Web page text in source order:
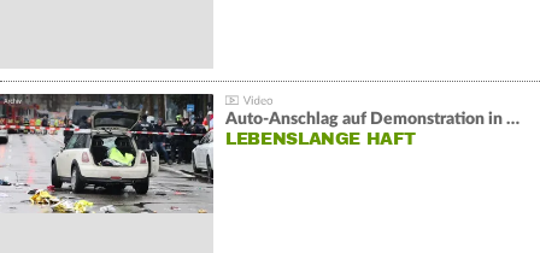
Auto-Anschlag auf Demonstration in München:
LEBENSLANGE HAFT